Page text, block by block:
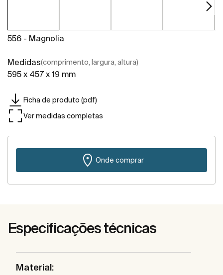
556 - Magnolia
Medidas(comprimento, largura, altura)
595 x 457 x 19 mm
Ficha de produto (pdf)
Ver medidas completas
Onde comprar
Especificações técnicas
Material: